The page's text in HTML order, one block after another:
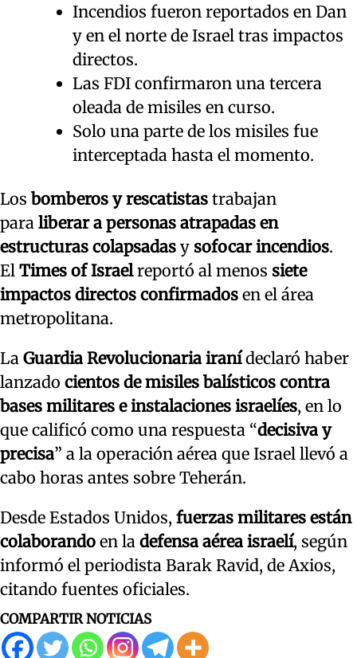
Incendios fueron reportados en Dan
y en el norte de Israel tras impactos
directos.
Las FDI confirmaron una tercera
oleada de misiles en curso.
Solo una parte de los misiles fue
interceptada hasta el momento.
Los bomberos y rescatistas trabajan
para liberar a personas atrapadas en
estructuras colapsadas y sofocar incendios.
El Times of Israelreportó al menos siete
impactos directos confirmados en el área
metropolitana.
La Guardia Revolucionaria iranídeclaró haber
lanzado cientos de misiles balísticos contra
bases militares e instalaciones israelíes, en lo
que calificó como una respuesta “decisiva y
precisa” a la operación aérea que Israel llevó a
cabo horas antes sobre Teherán.
Desde Estados Unidos, fuerzas militares están
colaborando en la defensa aérea israelí, según
informó el periodista Barak Ravid, de Axios,
citando fuentes oficiales.
COMPARTIR NOTICIAS